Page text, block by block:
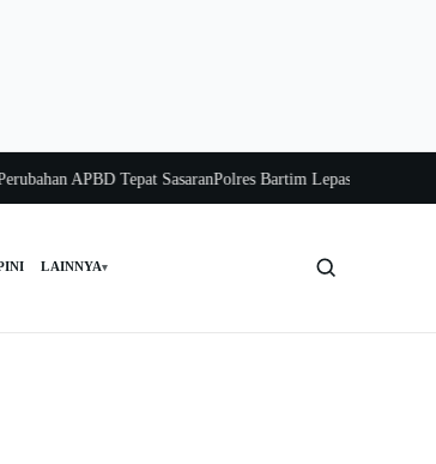
APBD Tepat SasaranPolres Bartim Lepas Bakti Sosial
LAINNYA▾